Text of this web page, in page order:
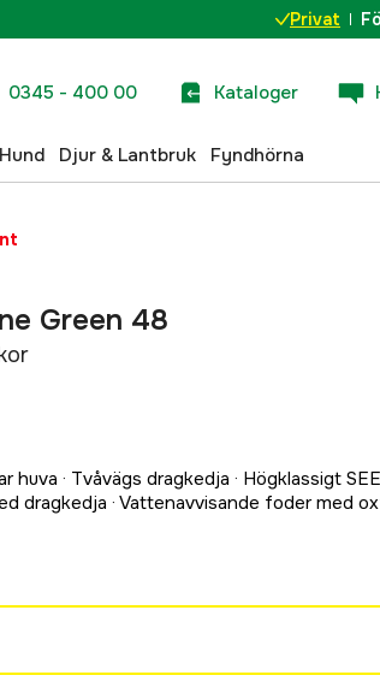
Privat
0345 - 400 00 Kataloger
Hund Djur & Lantbruk Fyndhörna
Green 48
huva · Tvåvägs dragkedja · Högklassigt
dragkedja · Vattenavvisande foder med